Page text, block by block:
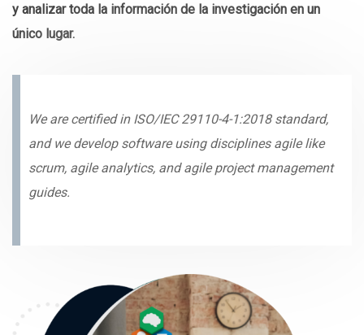
y analizar toda la información de la investigación en un
único lugar.
We are certified in ISO/IEC 29110-4-1:2018 standard,
and we develop software using disciplines agile like
scrum, agile analytics, and agile project management
guides.